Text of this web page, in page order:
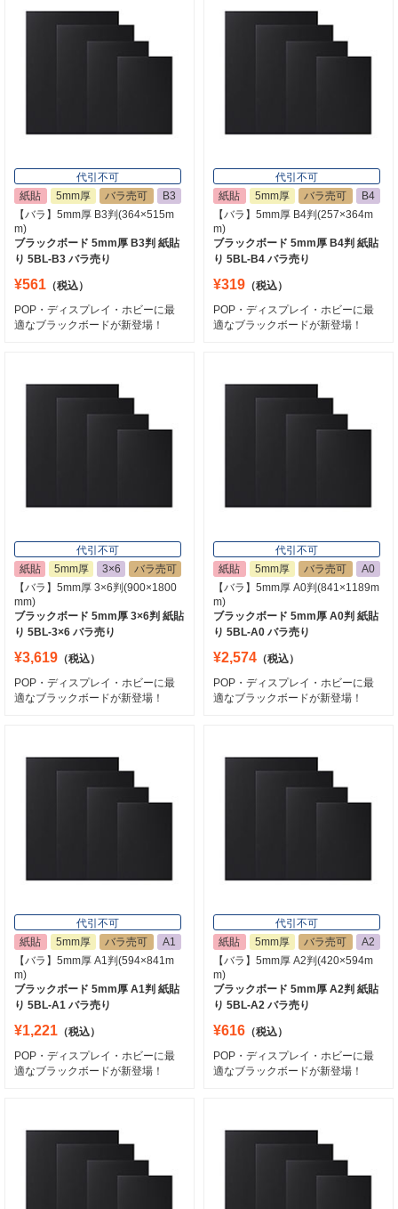
代引不可
紙貼
5mm厚 バラ売可
B3
【バラ】5mm厚 B3判(364×515m
m)
ブラックボード 5mm厚 B3判 紙貼
り 5BL-B3 バラ売り
¥561 （税込）
POP・ディスプレイ・ホビーに最
適なブラックボードが新登場！
代引不可
紙貼
5mm厚 バラ売可
B4
【バラ】5mm厚 B4判(257×364m
m)
ブラックボード 5mm厚 B4判 紙貼
り 5BL-B4 バラ売り
¥319 （税込）
POP・ディスプレイ・ホビーに最
適なブラックボードが新登場！
代引不可
紙貼
5mm厚 3×6
バラ売可
【バラ】5mm厚 3×6判(900×1800
mm)
ブラックボード 5mm厚 3×6判 紙貼
り 5BL-3×6 バラ売り
¥3,619 （税込）
POP・ディスプレイ・ホビーに最
適なブラックボードが新登場！
代引不可
紙貼
5mm厚 バラ売可
A0
【バラ】5mm厚 A0判(841×1189m
m)
ブラックボード 5mm厚 A0判 紙貼
り 5BL-A0 バラ売り
¥2,574 （税込）
POP・ディスプレイ・ホビーに最
適なブラックボードが新登場！
代引不可
紙貼
5mm厚 バラ売可
A1
【バラ】5mm厚 A1判(594×841m
m)
ブラックボード 5mm厚 A1判 紙貼
り 5BL-A1 バラ売り
¥1,221 （税込）
POP・ディスプレイ・ホビーに最
適なブラックボードが新登場！
代引不可
紙貼
5mm厚 バラ売可
A2
【バラ】5mm厚 A2判(420×594m
m)
ブラックボード 5mm厚 A2判 紙貼
り 5BL-A2 バラ売り
¥616 （税込）
POP・ディスプレイ・ホビーに最
適なブラックボードが新登場！